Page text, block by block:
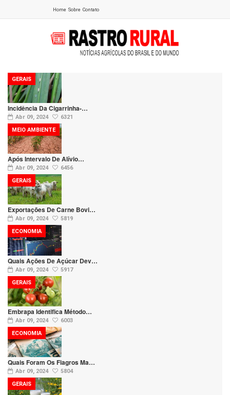
Home Sobre Contato
Incidência Da Cigarrinha-…
Abr 09, 2024 6321
GERAIS
Após Intervalo De Alívio…
Abr 09, 2024 6456
MEIO AMBIENTE
Exportações De Carne Bovi…
Abr 09, 2024 5819
GERAIS
Quais Ações De Açúcar Dev…
Abr 09, 2024 5917
ECONOMIA
Embrapa Identifica Método…
Abr 09, 2024 6003
GERAIS
Quais Foram Os Fiagros Ma…
Abr 09, 2024 5804
ECONOMIA
GERAIS